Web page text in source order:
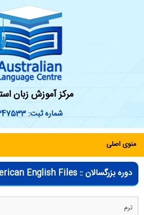
مرکز آموزش زبان
شماره ثبت: 347533
منوی اصلی
دوره بزرگسالان :: American English Files :: کلاس خصوصی